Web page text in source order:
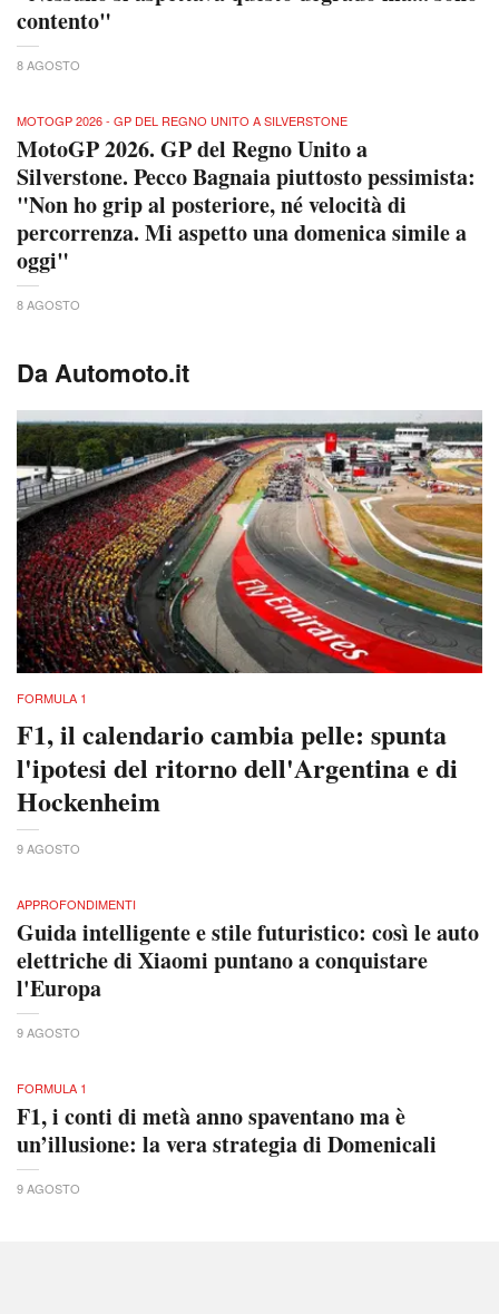
contento"
8 AGOSTO
MOTOGP 2026 - GP DEL REGNO UNITO A SILVERSTONE
MotoGP 2026. GP del Regno Unito a
Silverstone. Pecco Bagnaia piuttosto pessimista:
"Non ho grip al posteriore, né velocità di
percorrenza. Mi aspetto una domenica simile a
oggi"
8 AGOSTO
Da Automoto.it
FORMULA 1
F1, il calendario cambia pelle: spunta
l'ipotesi del ritorno dell'Argentina e di
Hockenheim
9 AGOSTO
APPROFONDIMENTI
Guida intelligente e stile futuristico: così le auto
elettriche di Xiaomi puntano a conquistare
l'Europa
9 AGOSTO
FORMULA 1
F1, i conti di metà anno spaventano ma è
un’illusione: la vera strategia di Domenicali
9 AGOSTO